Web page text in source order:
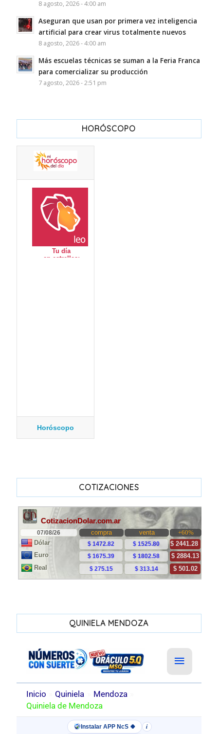
8 agosto, 2026 - 4:00 am
Aseguran que usan por primera vez inteligencia
artificial para crear virus totalmente nuevos
8 agosto, 2026 - 4:00 am
Más escuelas técnicas se suman a la Feria Franca
para comercializar su producción
7 agosto, 2026 - 2:51 pm
HORÓSCOPO
Horóscopo
COTIZACIONES
QUINIELA MENDOZA